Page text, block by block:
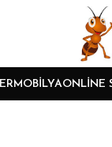
MOBILYAONLINE